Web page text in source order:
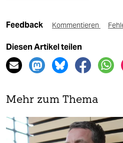
Feedback Kommentieren
Diesen Artikel teilen
Mehr zum Thema